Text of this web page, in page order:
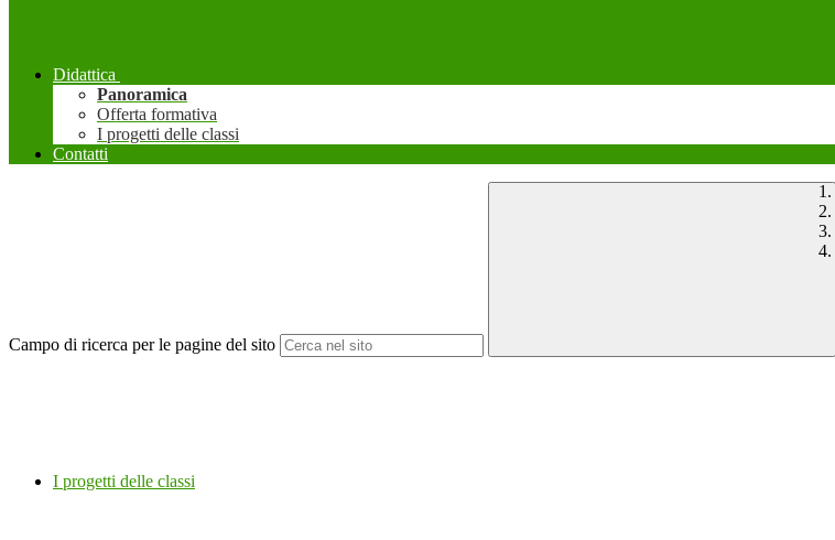
Didattica
Panoramica
Offerta formativa
I progetti delle classi
Contatti
Campo di ricerca per le pagine del sito
I progetti delle classi